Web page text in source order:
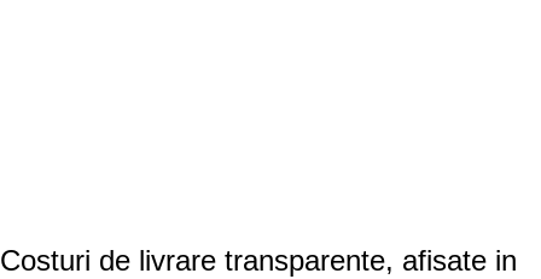
Costuri de livrare transparente, afisate in